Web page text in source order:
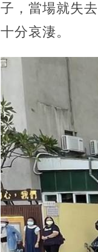
子，當場就失
十分哀淒。